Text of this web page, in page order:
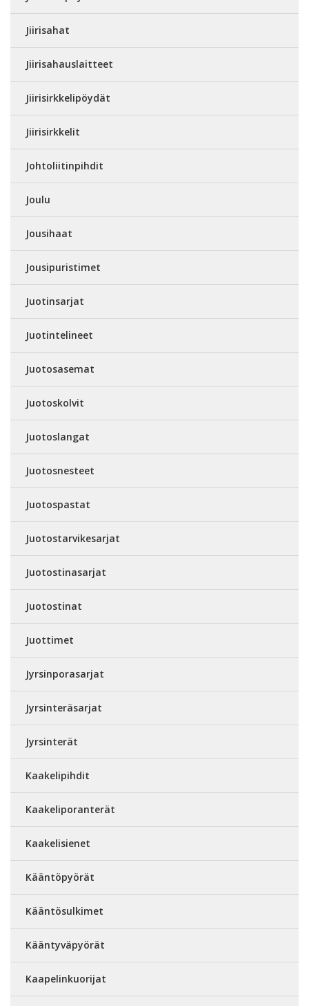
Jiirisahat
Jiirisahauslaitteet
Jiirisirkkelipöydät
Jiirisirkkelit
Johtoliitinpihdit
Joulu
Jousihaat
Jousipuristimet
Juotinsarjat
Juotintelineet
Juotosasemat
Juotoskolvit
Juotoslangat
Juotosnesteet
Juotospastat
Juotostarvikesarjat
Juotostinasarjat
Juotostinat
Juottimet
Jyrsinporasarjat
Jyrsinteräsarjat
Jyrsinterät
Kaakelipihdit
Kaakeliporanterät
Kaakelisienet
Kääntöpyörät
Kääntösulkimet
Kääntyväpyörät
Kaapelinkuorijat